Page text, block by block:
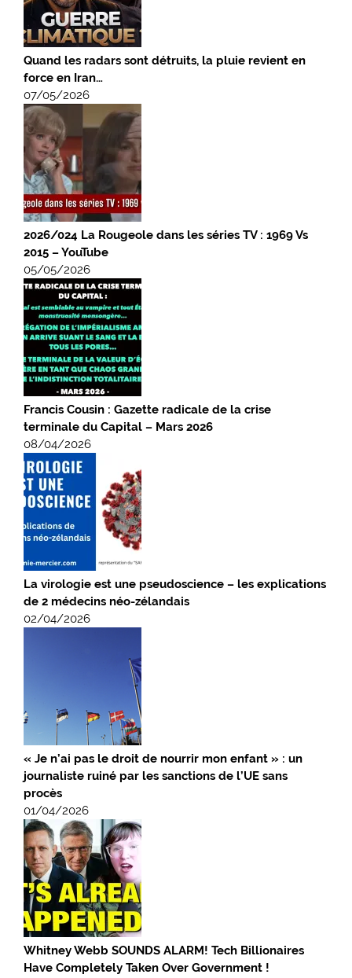
Quand les radars sont détruits, la pluie revient en
force en Iran…
07/05/2026
2026/024 La Rougeole dans les séries TV : 1969 Vs
2015 – YouTube
05/05/2026
Francis Cousin : Gazette radicale de la crise
terminale du Capital – Mars 2026
08/04/2026
La virologie est une pseudoscience – les explications
de 2 médecins néo-zélandais
02/04/2026
« Je n’ai pas le droit de nourrir mon enfant » : un
journaliste ruiné par les sanctions de l’UE sans
procès
01/04/2026
Whitney Webb SOUNDS ALARM! Tech Billionaires
Have Completely Taken Over Government !